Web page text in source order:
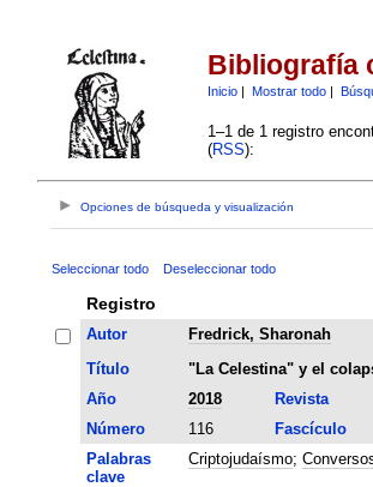
Bibliografía
Inicio| Mostrar todo|
1–1 de 1 registro
(RSS):
Opciones de búsqueda y visualización
Seleccionar todo Deseleccionar todo
Registro
Autor
Fredrick, Sharonah
Título
"La Celestina" y el
Año
2018 Revista
Número
116
Fascículo
Palabras
clave
Criptojudaísmo;